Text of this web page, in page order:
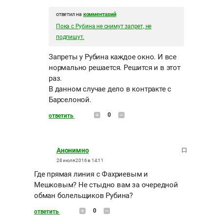
ответил на комментарий
Пока с Рубина не снимут запрет, не
подпишут.
Запреты у Рубина каждое окно. И все
нормально решается. Решится и в этот
раз.
В данном случае дело в контракте с
Барселоной.
ответить 0
Анонимно
28 июля 2016 в 14:11
Где прямая линия с Фахриевым и
Мешковым? Не стыдно вам за очередной
обман болельщиков Рубина?
ответить 0